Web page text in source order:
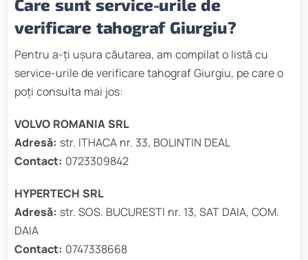
Care sunt service-urile de
verificare tahograf Giurgiu?
Pentru a-ți ușura căutarea, am compilat o listă cu
service-urile de verificare tahograf Giurgiu, pe care o
poți consulta mai jos:
VOLVO ROMANIA SRL
Adresă: str. ITHACA nr. 33, BOLINTIN DEAL
Contact: 0723309842
HYPERTECH SRL
Adresă: str. SOS. BUCURESTI nr. 13, SAT DAIA, COM.
DAIA
Contact: 0747338668